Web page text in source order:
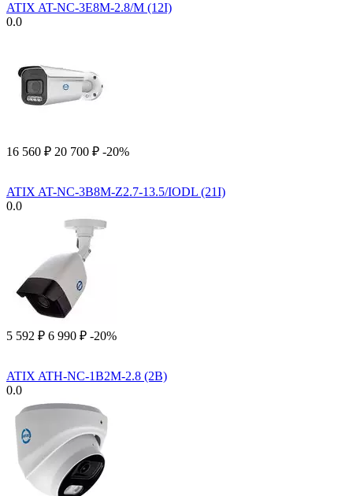
ATIX AT-NC-3E8M-2.8/M (12I)
0.0
16 560 ₽ 20 700 ₽ -20%
ATIX AT-NC-3B8M-Z2.7-13.5/IODL (21I)
0.0
5 592 ₽ 6 990 ₽ -20%
ATIX ATH-NC-1B2M-2.8 (2B)
0.0